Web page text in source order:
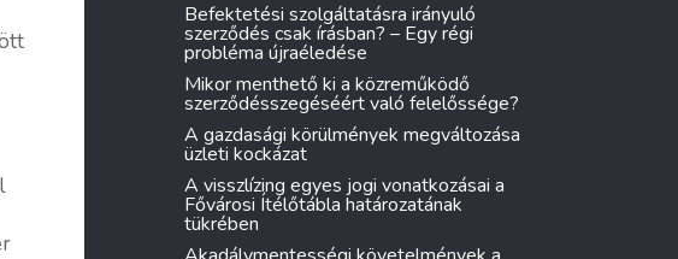
Befektetési szolgáltatásra irányuló
szerződés csak írásban? – Egy régi
probléma újraéledése
Mikor menthető ki a közreműködő
szerződésszegéséért való felelőssége?
A gazdasági körülmények megváltozása
üzleti kockázat
A visszlízing egyes jogi vonatkozásai a
Fővárosi Ítélőtábla határozatának
tükrében